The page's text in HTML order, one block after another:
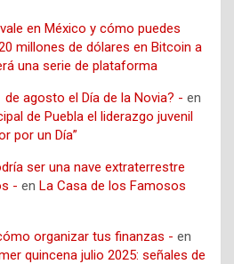
en México y cómo puedes
millones de dólares en Bitcoin a
una serie de plataforma
agosto el Día de la Novia? - en
de Puebla el liderazgo juvenil
por un Día”
ser una nave extraterrestre
- en La Casa de los Famosos
organizar tus finanzas - en
quincena julio 2025: señales de